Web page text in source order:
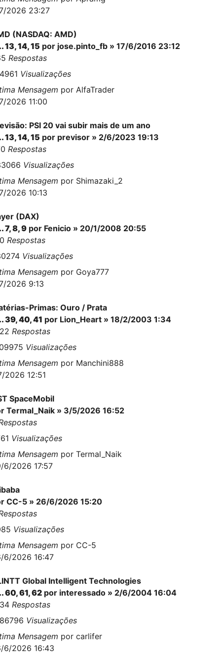
2026 23:27
(NASDAQ: AMD)
13,14,15 por jose.pinto_fb » 17/6/2016 23:12
Respostas
Visualizações
Mensagem por AlfaTrader
2026 11:00
PSI 20 vai subir mais de um ano
13,14,15 por previsor » 2/6/2023 19:13
Respostas
Visualizações
Mensagem por Shimazaki_2
2026 10:13
(DAX)
7,8,9 por Fenicio » 20/1/2008 20:55
Respostas
Visualizações
Mensagem por Goya777
2026 9:13
Primas: Ouro / Prata
39,40,41 por Lion_Heart » 18/2/2003 1:34
Respostas
Visualizações
Mensagem por Manchini888
2026 12:51
SpaceMobil
Termal_Naik » 3/5/2026 16:52
Visualizações
Mensagem por Termal_Naik
6/2026 17:57
CC-5 » 26/6/2026 15:20
Visualizações
Mensagem por CC-5
6/2026 16:47
Global Intelligent Technologies
60,61,62 por interessado » 2/6/2004 16:04
Respostas
Visualizações
Mensagem por carlifer
6/2026 16:43